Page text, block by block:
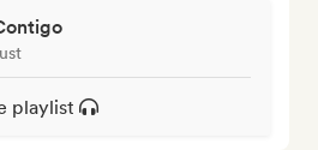
playlist